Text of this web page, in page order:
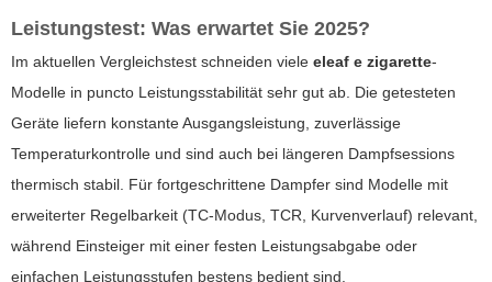
Leistungstest: Was erwartet Sie 2025?
Im aktuellen Vergleichstest schneiden viele eleaf e zigarette-
Modelle in puncto Leistungsstabilität sehr gut ab. Die getesteten
Geräte liefern konstante Ausgangsleistung, zuverlässige
Temperaturkontrolle und sind auch bei längeren Dampfsessions
thermisch stabil. Für fortgeschrittene Dampfer sind Modelle mit
erweiterter Regelbarkeit (TC-Modus, TCR, Kurvenverlauf) relevant,
während Einsteiger mit einer festen Leistungsabgabe oder
einfachen Leistungsstufen bestens bedient sind.